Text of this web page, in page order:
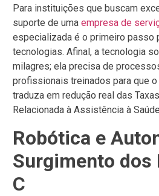
Para instituições que buscam
suporte de uma empresa de
especializada é o primeiro passo
tecnologias. Afinal, a tecnologia
milagres; ela precisa de
profissionais treinados para que
traduza em redução real das
Relacionada à Assistência à
Robótica e
Surgimento dos
C